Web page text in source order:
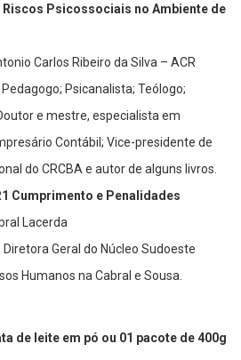
Riscos Psicossociais no Ambiente de
Carlos Ribeiro da Silva – ACR
Psicanalista; Teólogo;
e mestre, especialista em
Contábil; Vice-presidente de
do CRCBA e autor de alguns livros.
Cumprimento e Penalidades
Lacerda
Diretora Geral do Núcleo Sudoeste
Humanos na Cabral e Sousa.
de leite em pó ou 01 pacote de 400g